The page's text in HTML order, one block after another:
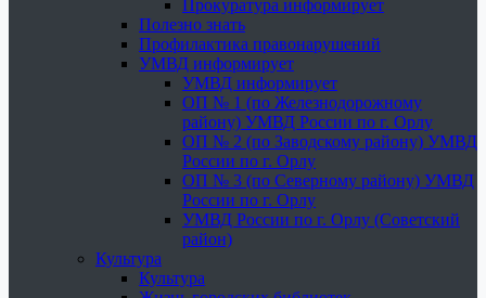
Прокуратура информирует
Полезно знать
Профилактика правонарушений
УМВД информирует
УМВД информирует
ОП № 1 (по Железнодорожному
району) УМВД России по г. Орлу
ОП № 2 (по Заводскому району) УМВД
России по г. Орлу
ОП № 3 (по Северному району) УМВД
России по г. Орлу
УМВД России по г. Орлу (Советский
район)
Культура
Культура